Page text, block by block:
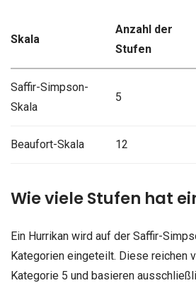
Skala
Anzahl der
Stufen
Saffir-Simpson-
Skala
5
Beaufort-Skala 12
Wie viele Stufen hat
Ein Hurrikan wird auf der Saffir-
Kategorien eingeteilt. Diese reichen
Kategorie 5 und basieren